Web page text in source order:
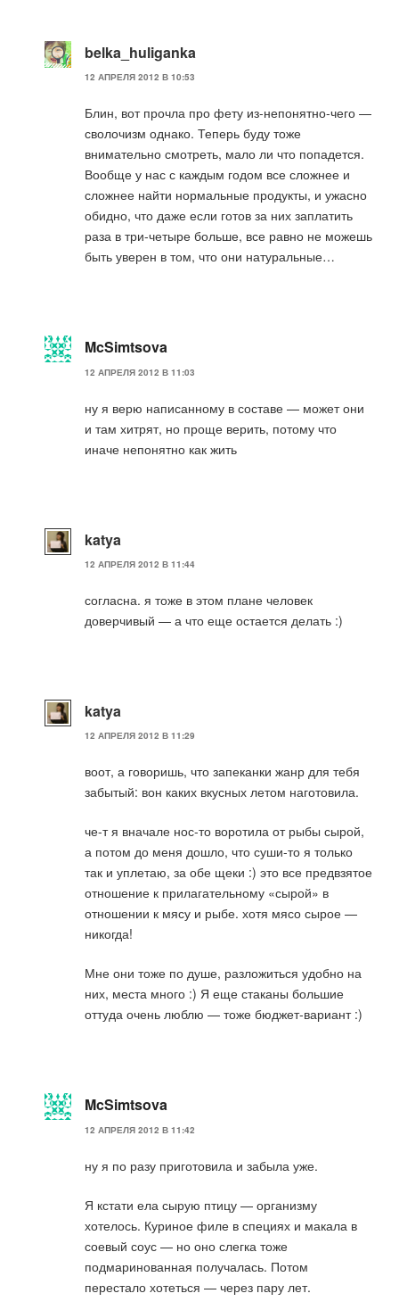
belka_huliganka
12 АПРЕЛЯ 2012 В 10:53
Блин, вот прочла про фету из-непонятно-чего —
сволочизм однако. Теперь буду тоже
внимательно смотреть, мало ли что попадется.
Вообще у нас с каждым годом все сложнее и
сложнее найти нормальные продукты, и ужасно
обидно, что даже если готов за них заплатить
раза в три-четыре больше, все равно не можешь
быть уверен в том, что они натуральные…
McSimtsova
12 АПРЕЛЯ 2012 В 11:03
ну я верю написанному в составе — может они
и там хитрят, но проще верить, потому что
иначе непонятно как жить
katya
12 АПРЕЛЯ 2012 В 11:44
согласна. я тоже в этом плане человек
доверчивый — а что еще остается делать :)
katya
12 АПРЕЛЯ 2012 В 11:29
воот, а говоришь, что запеканки жанр для тебя
забытый: вон каких вкусных летом наготовила.
че-т я вначале нос-то воротила от рыбы сырой,
а потом до меня дошло, что суши-то я только
так и уплетаю, за обе щеки :) это все предвзятое
отношение к прилагательному «сырой» в
отношении к мясу и рыбе. хотя мясо сырое —
никогда!
Мне они тоже по душе, разложиться удобно на
них, места много :) Я еще стаканы большие
оттуда очень люблю — тоже бюджет-вариант :)
McSimtsova
12 АПРЕЛЯ 2012 В 11:42
ну я по разу приготовила и забыла уже.
Я кстати ела сырую птицу — организму
хотелось. Куриное филе в специях и макала в
соевый соус — но оно слегка тоже
подмаринованная получалась. Потом
перестало хотеться — через пару лет.